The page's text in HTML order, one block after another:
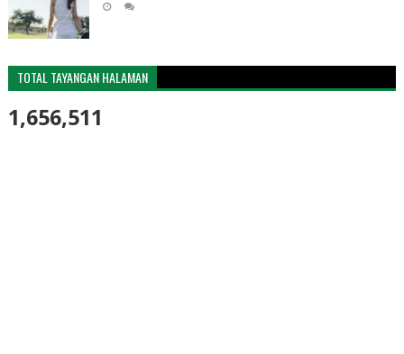
TOTAL TAYANGAN HALAMAN
1,656,511